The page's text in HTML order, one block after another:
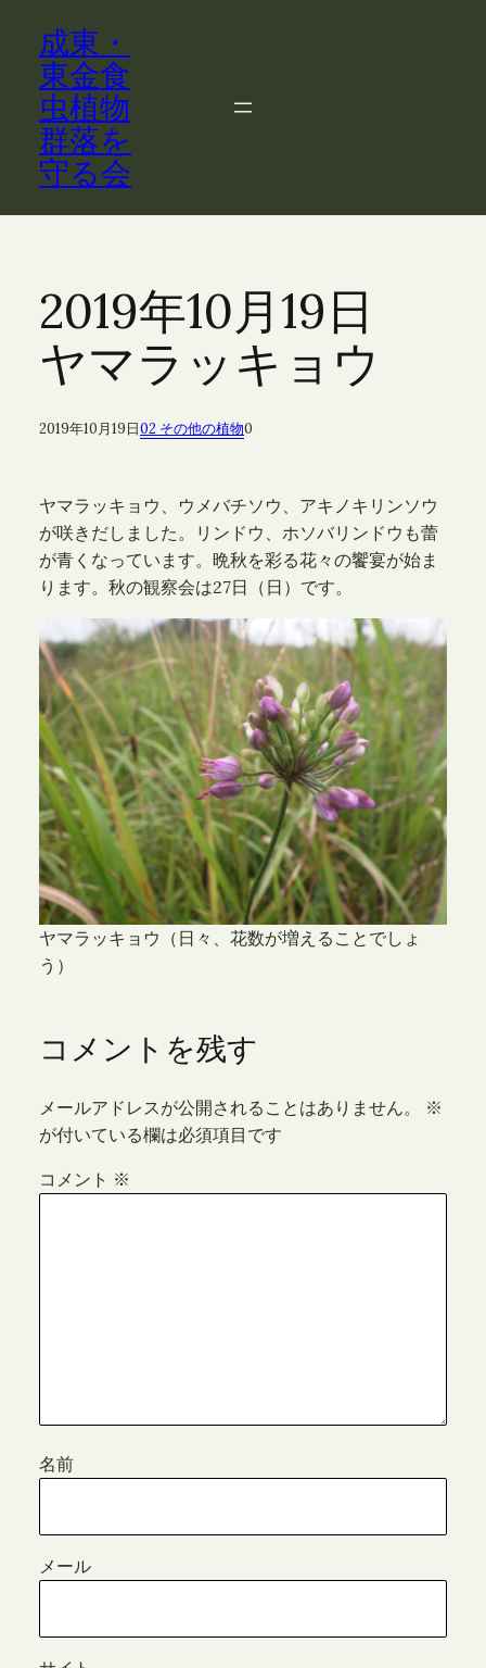
成東・
東金食
虫植物
群落を
守る会
2019年10月19日
ヤマラッキョウ
2019年10月19日02 その他の植物0
ヤマラッキョウ、ウメバチソウ、アキノキリンソウ
が咲きだしました。リンドウ、ホソバリンドウも蕾
が青くなっています。晩秋を彩る花々の饗宴が始ま
ります。秋の観察会は27日（日）です。
ヤマラッキョウ（日々、花数が増えることでしょ
う）
コメントを残す
メールアドレスが公開されることはありません。
※
が付いている欄は必須項目です
コメント ※
名前
メール